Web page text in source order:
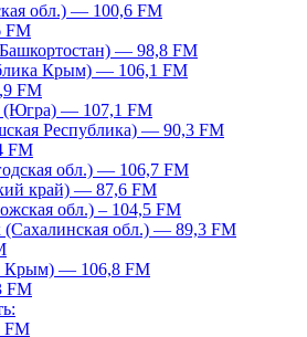
обл.) — 100,6 FM
FM
— 98,8 FM
Крым) — 106,1 FM
FM
— 107,1 FM
Республика) — 90,3 FM
FM
обл.) — 106,7 FM
край) — 87,6 FM
обл.) – 104,5 FM
обл.) — 89,3 FM
Крым) — 106,8 FM
FM
FM